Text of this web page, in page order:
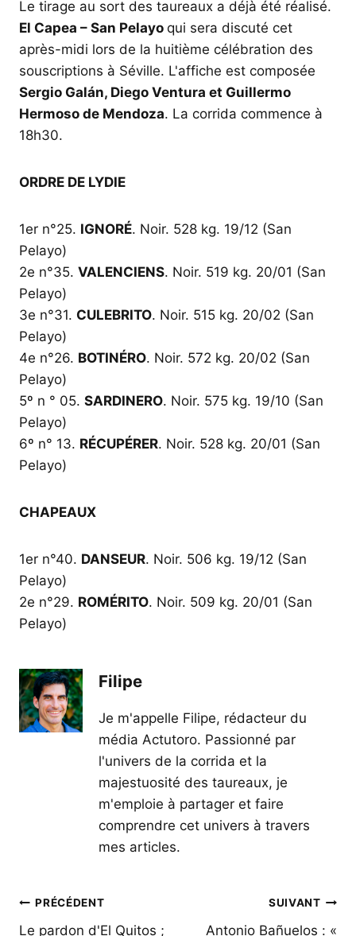
Le tirage au sort des taureaux a déjà été réalisé.
El Capea – San Pelayo qui sera discuté cet
après-midi lors de la huitième célébration des
souscriptions à Séville. L'affiche est composée
Sergio Galán, Diego Ventura et Guillermo
Hermoso de Mendoza. La corrida commence à
18h30.
ORDRE DE LYDIE
1er n°25. IGNORÉ. Noir. 528 kg. 19/12 (San
Pelayo)
2e n°35. VALENCIENS. Noir. 519 kg. 20/01 (San
Pelayo)
3e n°31. CULEBRITO. Noir. 515 kg. 20/02 (San
Pelayo)
4e n°26. BOTINÉRO. Noir. 572 kg. 20/02 (San
Pelayo)
5º n ° 05. SARDINERO. Noir. 575 kg. 19/10 (San
Pelayo)
6º n° 13. RÉCUPÉRER. Noir. 528 kg. 20/01 (San
Pelayo)
CHAPEAUX
1er n°40. DANSEUR. Noir. 506 kg. 19/12 (San
Pelayo)
2e n°29. ROMÉRITO. Noir. 509 kg. 20/01 (San
Pelayo)
Filipe
Je m'appelle Filipe, rédacteur du
média Actutoro. Passionné par
l'univers de la corrida et la
majestuosité des taureaux, je
m'emploie à partager et faire
comprendre cet univers à travers
mes articles.
Navigation
PRÉCÉDENT
Le pardon d'El Quitos ;
SUIVANT
Antonio Bañuelos : «